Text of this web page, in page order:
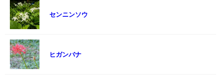
センニンソウ
ヒガンバナ